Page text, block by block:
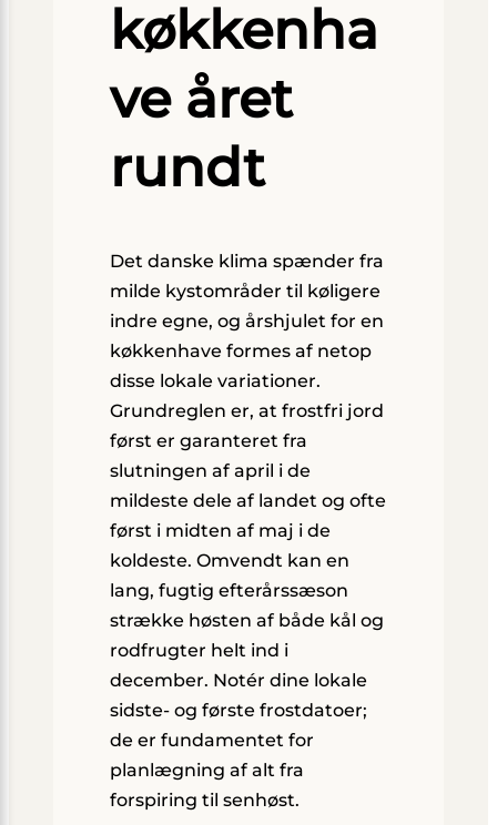
køkkenha
ve året
rundt
Det danske klima spænder fra
milde kystområder til køligere
indre egne, og årshjulet for en
køkkenhave formes af netop
disse lokale variationer.
Grundreglen er, at frostfri jord
først er garanteret fra
slutningen af april i de
mildeste dele af landet og ofte
først i midten af maj i de
koldeste. Omvendt kan en
lang, fugtig efterårssæson
strække høsten af både kål og
rodfrugter helt ind i
december. Notér dine lokale
sidste- og første frostdatoer;
de er fundamentet for
planlægning af alt fra
forspiring til senhøst.